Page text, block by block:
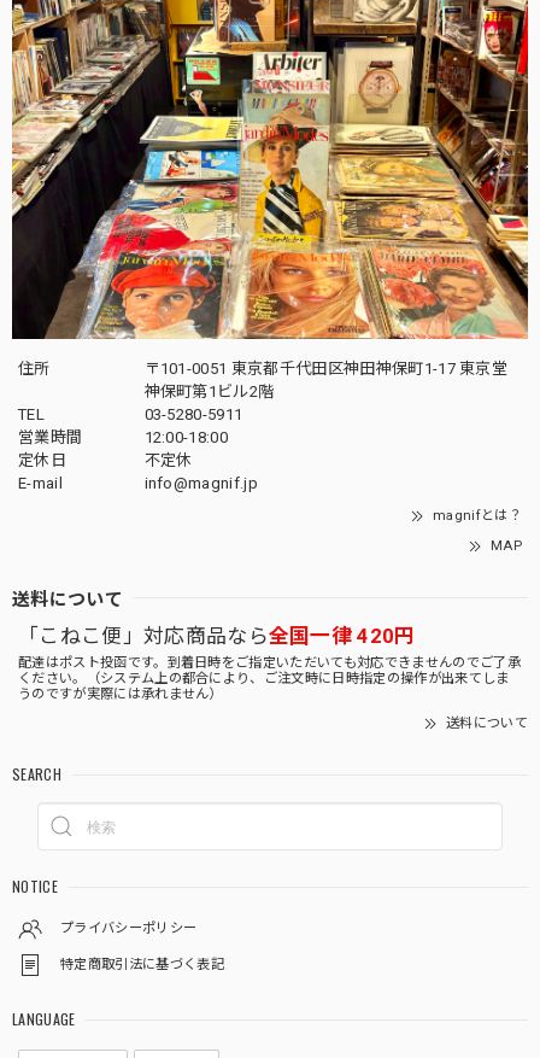
住所
〒101-0051 東京都千代田区神田神保町1-17 東京堂
神保町第1ビル2階
TEL
03-5280-5911
営業時間
12:00-18:00
定休日
不定休
E-mail
info@magnif.jp
magnifとは？
MAP
送料について
「こねこ便」対応商品なら全国一律 420円
配達はポスト投函です。到着日時をご指定いただいても対応できませんのでご了承
ください。（システム上の都合により、ご注文時に日時指定の操作が出来てしま
うのですが実際には承れません）
送料について
SEARCH
NOTICE
プライバシーポリシー
特定商取引法に基づく表記
LANGUAGE